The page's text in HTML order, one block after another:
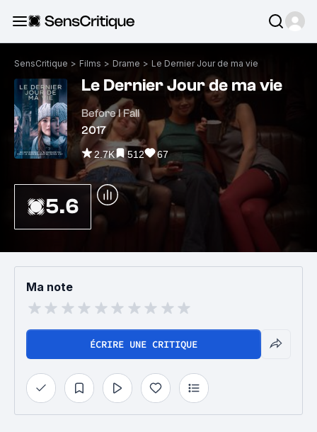
SensCritique > Films > Drame > Le Dernier Jour de ma vie
Le Dernier Jour de ma vie
Before I Fall
2017
2.7K 512 67
5.6
Ma note
ÉCRIRE UNE CRITIQUE